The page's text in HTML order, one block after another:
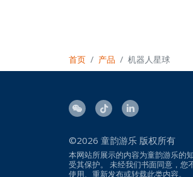
首页 产品 机器人星球
©2026 童韵游乐 版权所有
本网站所展示的内容为童韵游乐的
受其保护。 未经我们书面同意，您
使用、重新发布或转载此类内容。